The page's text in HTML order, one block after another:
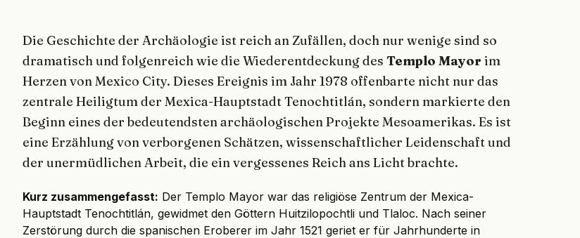
Die Geschichte der Archäologie ist reich an Zufällen, doch nur wenige sind so
dramatisch und folgenreich wie die Wiederentdeckung des Templo Mayor im
Herzen von Mexico City. Dieses Ereignis im Jahr 1978 offenbarte nicht nur das
zentrale Heiligtum der Mexica-Hauptstadt Tenochtitlán, sondern markierte den
Beginn eines der bedeutendsten archäologischen Projekte Mesoamerikas. Es ist
eine Erzählung von verborgenen Schätzen, wissenschaftlicher Leidenschaft und
der unermüdlichen Arbeit, die ein vergessenes Reich ans Licht brachte.
Kurz zusammengefasst: Der Templo Mayor war das religiöse Zentrum der Mexica-
Hauptstadt Tenochtitlán, gewidmet den Göttern Huitzilopochtli und Tlaloc. Nach seiner
Zerstörung durch die spanischen Eroberer im Jahr 1521 geriet er für Jahrhunderte in